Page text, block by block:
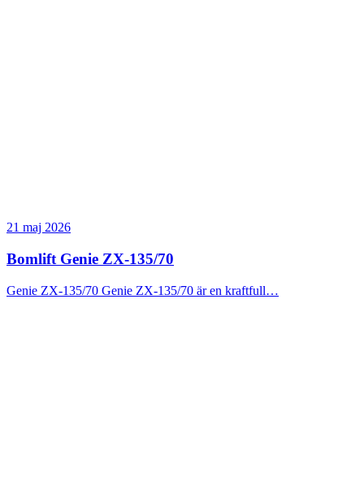
21 maj 2026
Bomlift Genie ZX-135/70
Genie ZX-135/70 Genie ZX-135/70 är en kraftfull…